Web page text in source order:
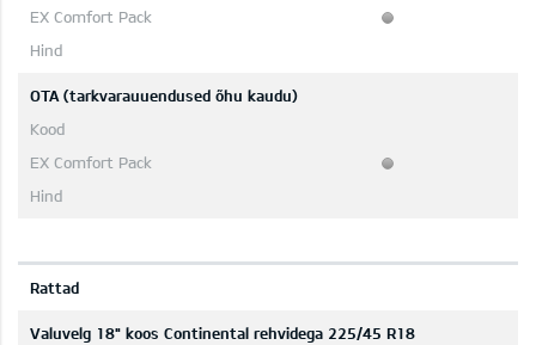
OTA (tarkvarauuendused õhu kaudu)
Rattad
Valuvelg 18" koos Continental rehvidega 225/45 R18